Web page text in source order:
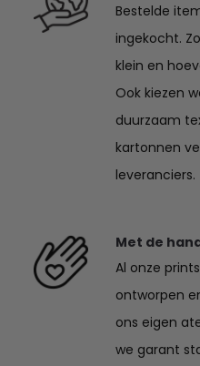
Bestelde
ingekocht.
klein en
Ook kiezen
duurzaam
kartonnen
leveranciers.
Met de
Al onze
ontworpen
ons eigen
we garant